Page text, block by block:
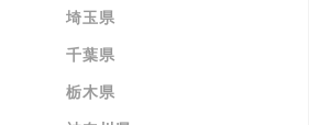
埼玉県
千葉県
栃木県